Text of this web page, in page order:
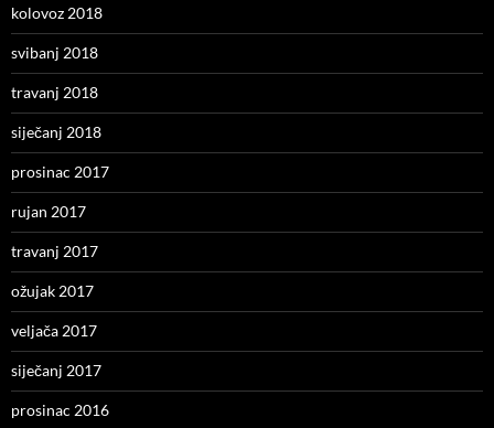
kolovoz 2018
svibanj 2018
travanj 2018
siječanj 2018
prosinac 2017
rujan 2017
travanj 2017
ožujak 2017
veljača 2017
siječanj 2017
prosinac 2016